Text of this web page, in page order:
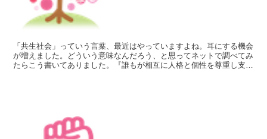
「共生社会」っていう言葉、最近はやっていますよね。耳にする機会
が増えました。どういう意味なんだろう、と思ってネットで調べてみ
たらこう書いてありました。『誰もが相互に人格と個性を尊重し支え